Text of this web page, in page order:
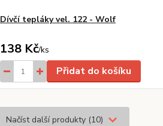
Dívčí tepláky vel. 122 - Wolf
138 Kč/ks
Přidat do košíku
Načíst další produkty (10)